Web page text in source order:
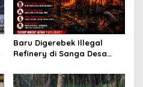
Baru Digerebek Illegal
Refinery di Sanga Desa
Hukum Dipertanyakan